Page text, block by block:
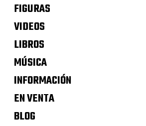
FIGURAS
VIDEOS
LIBROS
MÚSICA
INFORMACIÓN
EN VENTA
BLOG